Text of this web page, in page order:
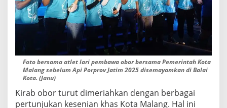
Foto bersama atlet lari pembawa obor bersama Pemerintah Kota
Malang sebelum Api Porprov Jatim 2025 disemayamkan di Balai
Kota. (Janu)
Kirab obor turut dimeriahkan dengan berbagai
pertunjukan kesenian khas Kota Malang. Hal ini